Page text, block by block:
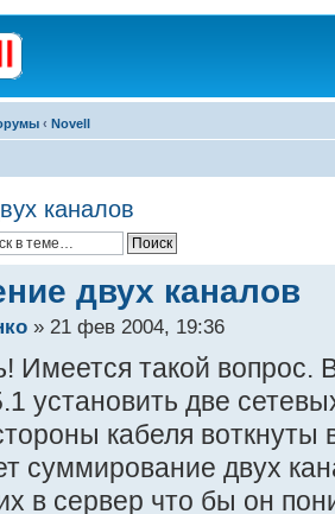
‹ Novell
каналов
двух каналов
» 21 фев 2004, 19:36
Имеется такой вопрос.
установить две
кабеля воткнуты
суммирование двух
в сервер что бы он